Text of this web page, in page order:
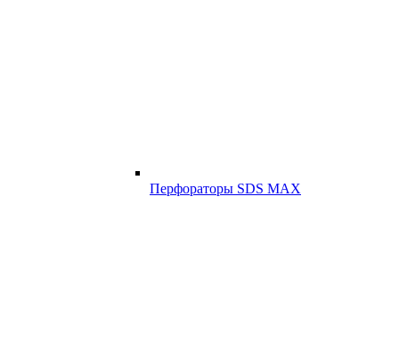
Перфораторы SDS MAX